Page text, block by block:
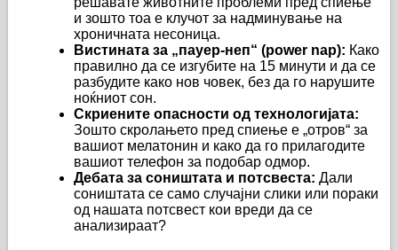
и зошто тоа е клучот за надминување на
хроничната несоница.
Вистината за „пауер-неп“ (power nap): Како
правилно да се изгубите на 15 минути и да се
разбудите како нов човек, без да го нарушите
ноќниот сон.
Скриените опасности од технологијата:
Зошто скролањето пред спиење е „отров“ за
вашиот мелатонин и како да го прилагодите
вашиот телефон за подобар одмор.
Дебата за соништата и потсвеста: Дали
соништата се само случајни слики или пораки
од нашата потсвест кои вреди да се
анализираат?